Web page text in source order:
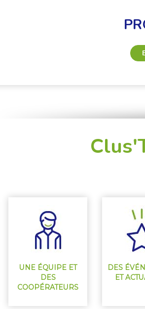
UNE ÉQUIPE ET
DES
COOPÉRATEURS
DES
ET